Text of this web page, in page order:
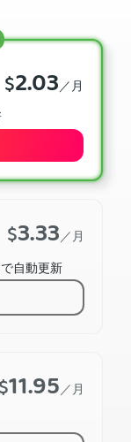
$11.95／月
$2.03／月
$3.33／月
自動更新